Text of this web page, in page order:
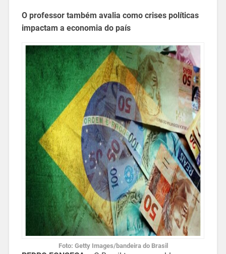
O professor também avalia como crises políticas
impactam a economia do país
Foto: Getty Images/bandeira do Brasil